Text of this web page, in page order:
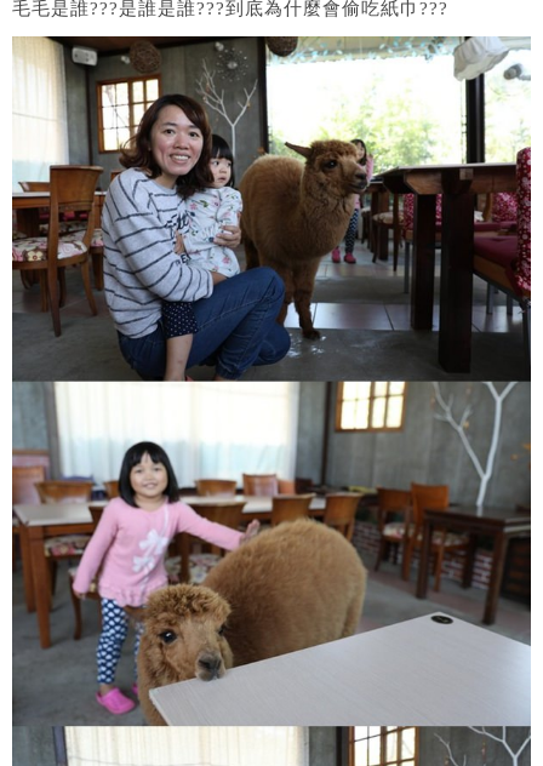
毛毛是誰???是誰是誰???到底為什麼會偷吃紙巾???